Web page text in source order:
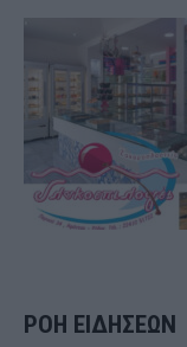
ΡΟΗ ΕΙΔΗΣΕΩΝ